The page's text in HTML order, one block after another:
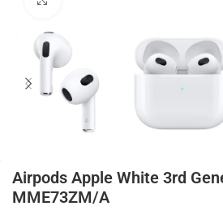
Airpods Apple White 3rd
MME73ZM/A